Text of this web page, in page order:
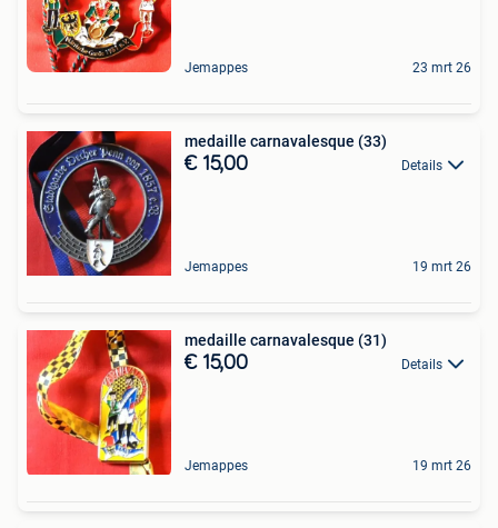
Jemappes 23 mrt 26
medaille carnavalesque (33)
€ 15,00 Details
Jemappes 19 mrt 26
medaille carnavalesque (31)
€ 15,00 Details
Jemappes 19 mrt 26